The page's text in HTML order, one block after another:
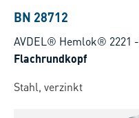
BN 28712
AVDEL® Hemlok® 2221 -
Flachrundkopf
Stahl, verzinkt